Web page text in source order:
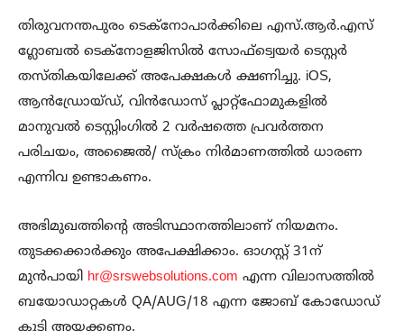
തിരുവനന്തപുരം ടെക്നോപാർക്കിലെ എസ്.ആർ.എസ്
ഗ്ലോബൽ ടെക്നോളജിസിൽ സോഫ്ട്വെയർ ടെസ്റ്റർ
തസ്തികയിലേക്ക് അപേക്ഷകൾ ക്ഷണിച്ചു. iOS,
ആൻഡ്രോയ്ഡ്, വിൻഡോസ് പ്ലാറ്റ്ഫോമുകളിൽ
മാനുവൽ ടെസ്റ്റിംഗിൽ 2 വർഷത്തെ പ്രവർത്തന
പരിചയം, അജൈൽ/ സ്‌ക്രം നിർമാണത്തിൽ ധാരണ
എന്നിവ ഉണ്ടാകണം.
അഭിമുഖത്തിന്റെ അടിസ്ഥാനത്തിലാണ് നിയമനം.
തുടക്കക്കാർക്കും അപേക്ഷിക്കാം. ഓഗസ്റ്റ് 31ന്
മുൻപായി hr@srswebsolutions.com എന്ന വിലാസത്തിൽ
ബയോഡാറ്റകൾ QA/AUG/18 എന്ന ജോബ് കോഡോഡ്